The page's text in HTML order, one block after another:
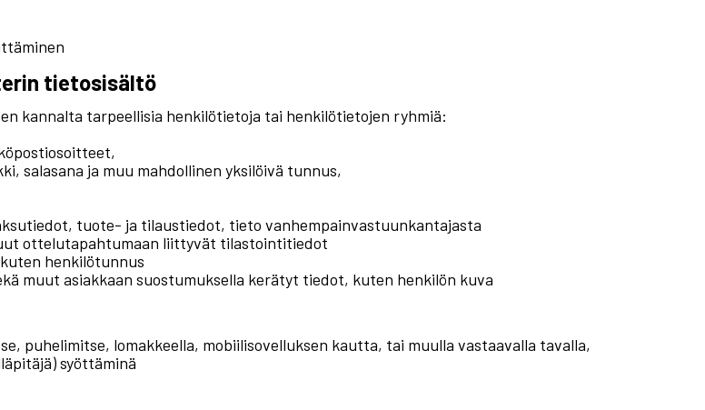
tietosisältö
kannalta tarpeellisia henkilötietoja tai henkilötietojen ryhmiä:
salasana ja muu mahdollinen yksilöivä tunnus,
tuote- ja tilaustiedot, tieto vanhempainvastuunkantajasta
ottelutapahtumaan liittyvät tilastointitiedot
henkilötunnus
muut asiakkaan suostumuksella kerätyt tiedot, kuten henkilön kuva
puhelimitse, lomakkeella, mobiilisovelluksen kautta, tai muulla vastaavalla tavalla,
syöttäminä